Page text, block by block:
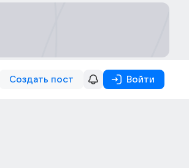
Создать пост Войти